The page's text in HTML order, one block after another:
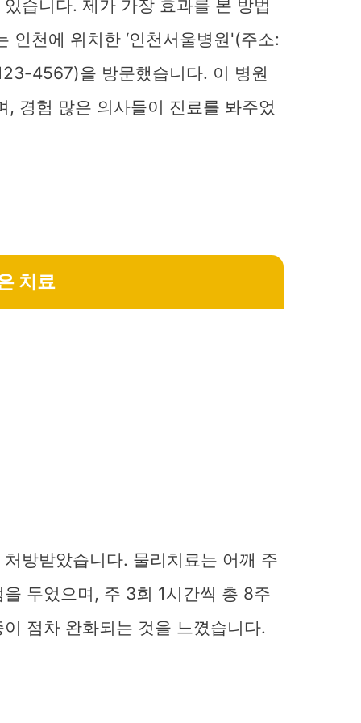
습니다. 제가 가장 효과를 본 방법
인천에 위치한 ‘인천서울병원'(주소:
4567)을 방문했습니다. 이 병원
경험 많은 의사들이 진료를 봐주었
치료
방받았습니다. 물리치료는 어깨 주
두었으며, 주 3회 1시간씩 총 8주
점차 완화되는 것을 느꼈습니다.